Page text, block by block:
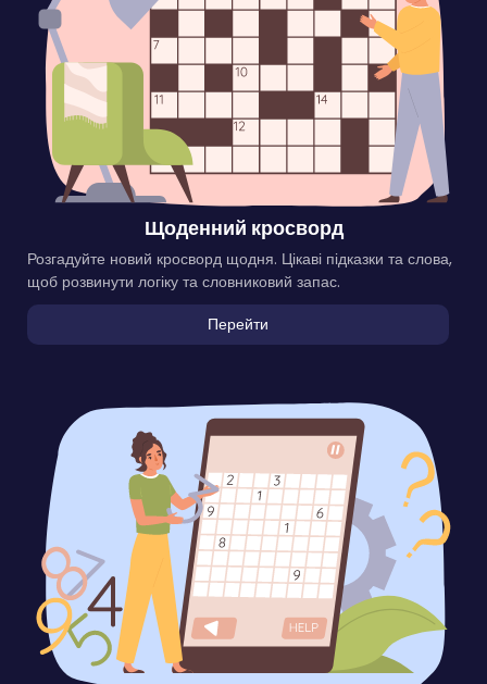
Щоденний кросворд
Розгадуйте новий кросворд щодня. Цікаві підказки та слова,
щоб розвинути логіку та словниковий запас.
Перейти